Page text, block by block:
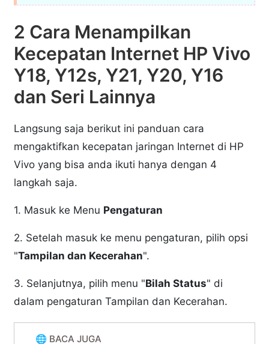
2 Cara Menampilkan
Kecepatan Internet HP Vivo
Y18, Y12s, Y21, Y20, Y16
dan Seri Lainnya
Langsung saja berikut ini panduan cara
mengaktifkan kecepatan jaringan Internet di HP
Vivo yang bisa anda ikuti hanya dengan 4
langkah saja.
1. Masuk ke Menu Pengaturan
2. Setelah masuk ke menu pengaturan, pilih opsi
"Tampilan dan Kecerahan".
3. Selanjutnya, pilih menu "Bilah Status" di
dalam pengaturan Tampilan dan Kecerahan.
🌐 BACA JUGA